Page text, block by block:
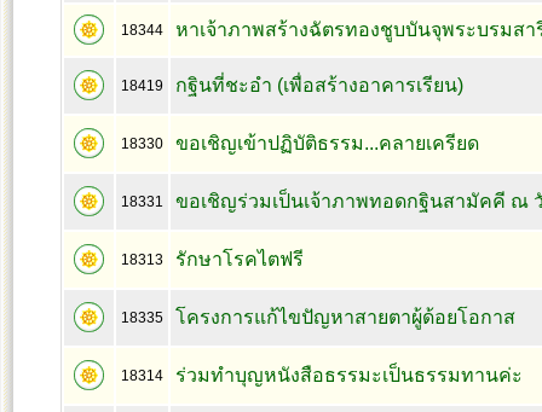
18344 หาเจ้าภาพสร้างฉัตรทองชูบบันจุพระบรมสา
18419 กฐินที่ชะอำ (เพื่อสร้างอาคารเรียน)
18330 ขอเชิญเข้าปฏิบัติธรรม...คลายเครียด
18331 ขอเชิญร่วมเป็นเจ้าภาพทอดกฐินสามัคคี ณ
18313 รักษาโรคไตฟรี
18335 โครงการแก้ไขปัญหาสายตาผู้ด้อยโอกาส
18314 ร่วมทำบุญหนังสือธรรมะเป็นธรรมทานค่ะ